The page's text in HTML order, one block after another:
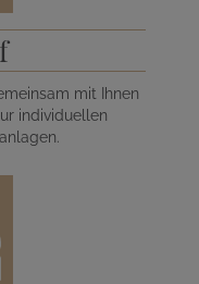
mit Ihnen
individuellen